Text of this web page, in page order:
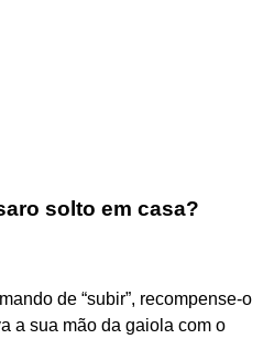
solto em casa?
de “subir”, recompense-o
a sua mão da gaiola com o